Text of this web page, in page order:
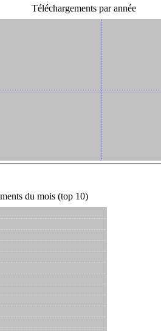
Téléchargements par année
du mois (top 10)